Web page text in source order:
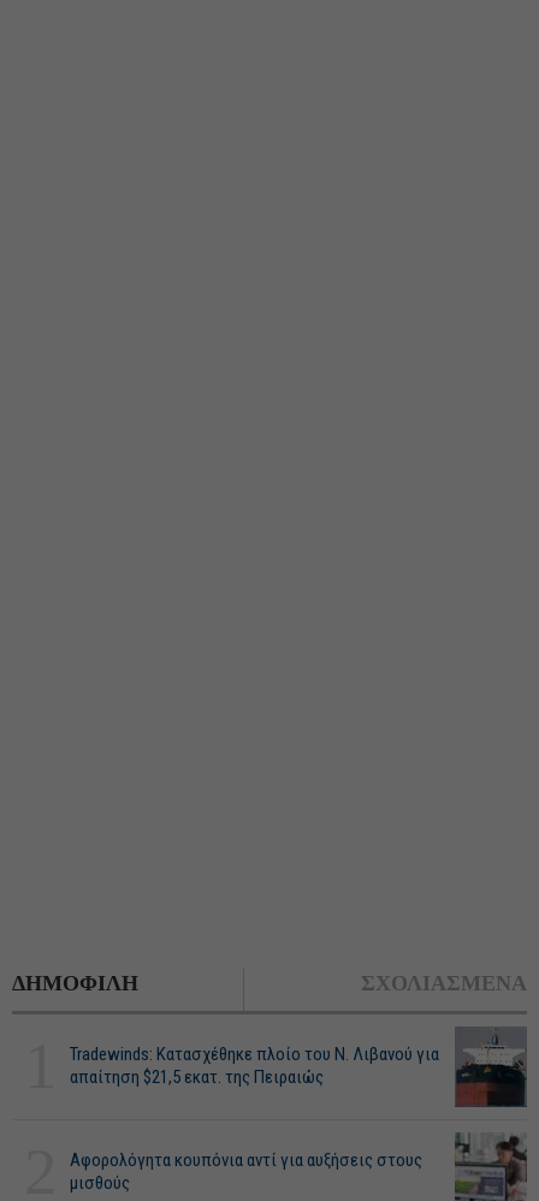
ΔΗΜΟΦΙΛΗ ΣΧΟΛΙΑΣΜΕΝΑ
Tradewinds: Κατασχέθηκε πλοίο του Ν. Λιβανού για
απαίτηση $21,5 εκατ. της Πειραιώς
Αφορολόγητα κουπόνια αντί για αυξήσεις στους
μισθούς